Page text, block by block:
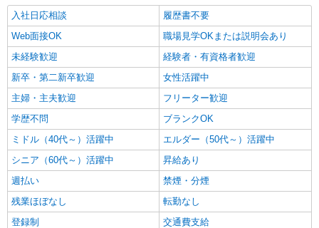
入社日応相談
履歴書不要
Web面接OK
職場見学OKまたは説明会あり
未経験歓迎
経験者・有資格者歓迎
新卒・第二新卒歓迎
女性活躍中
主婦・主夫歓迎
フリーター歓迎
学歴不問
ブランクOK
ミドル（40代～）活躍中
エルダー（50代～）活躍中
シニア（60代～）活躍中
昇給あり
週払い
禁煙・分煙
残業ほぼなし
転勤なし
登録制
交通費支給